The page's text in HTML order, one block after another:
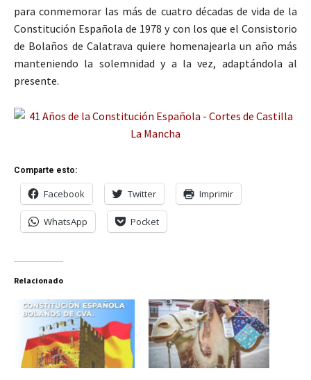
para conmemorar las más de cuatro décadas de vida de la
Constitución Española de 1978 y con los que el Consistorio
de Bolaños de Calatrava quiere homenajearla un año más
manteniendo la solemnidad y a la vez, adaptándola al
presente.
Comparte esto:
Facebook Twitter Imprimir
WhatsApp Pocket
Relacionado